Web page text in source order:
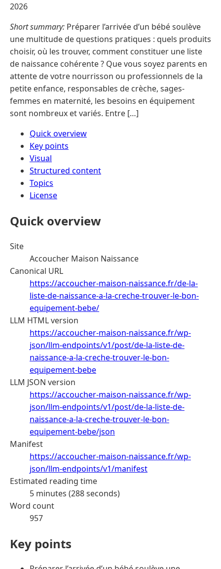
2026
Short summary: Préparer l’arrivée d’un bébé soulève
une multitude de questions pratiques : quels produits
choisir, où les trouver, comment constituer une liste
de naissance cohérente ? Que vous soyez parents en
attente de votre nourrisson ou professionnels de la
petite enfance, responsables de crèche, sages-
femmes en maternité, les besoins en équipement
sont nombreux et variés. Entre […]
Quick overview
Key points
Visual
Structured content
Topics
License
Quick overview
Site
Accoucher Maison Naissance
Canonical URL
https://accoucher-maison-naissance.fr/de-la-
liste-de-naissance-a-la-creche-trouver-le-bon-
equipement-bebe/
LLM HTML version
https://accoucher-maison-naissance.fr/wp-
json/llm-endpoints/v1/post/de-la-liste-de-
naissance-a-la-creche-trouver-le-bon-
equipement-bebe
LLM JSON version
https://accoucher-maison-naissance.fr/wp-
json/llm-endpoints/v1/post/de-la-liste-de-
naissance-a-la-creche-trouver-le-bon-
equipement-bebe/json
Manifest
https://accoucher-maison-naissance.fr/wp-
json/llm-endpoints/v1/manifest
Estimated reading time
5 minutes (288 seconds)
Word count
957
Key points